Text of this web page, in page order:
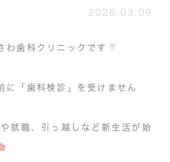
2026.03.09
わ歯科クリニックです
に「歯科検診」を受けません
就職、引っ越しなど新生活が始